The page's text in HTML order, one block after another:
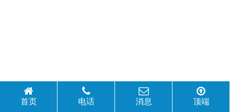
首页 电话 消息 顶端